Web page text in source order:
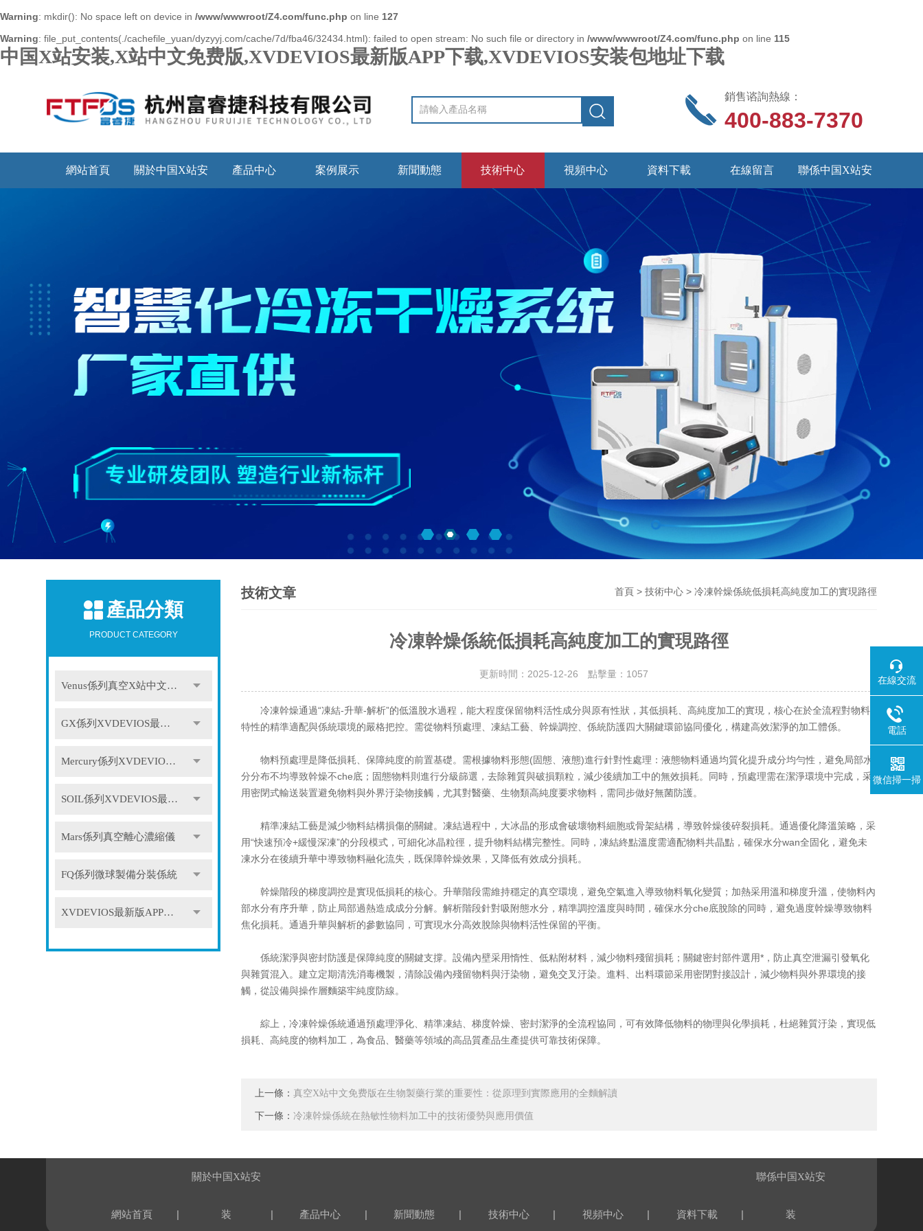
Warning: mkdir(): No space left on device in /www/wwwroot/Z4.com/func.php on line 127
Warning: file_put_contents(./cachefile_yuan/dyzyyj.com/cache/7d/fba46/32434.html): failed to open stream: No such file or directory in /www/wwwroot/Z4.com/func.php on line 115
中国X站安装,X站中文免费版,XVDEVIOS最新版APP下载,XVDEVIOS安装包地址下载
銷售谘詢熱線：
400-883-7370
網站首頁 關於中国X站安 產品中心 案例展示 新聞動態 技術中心 視頻中心 資料下載 在線留言 聯係中国X站安
產品分類
PRODUCT CATEGORY
Venus係列真空X站中文免费版
GX係列XVDEVIOS最新版APP下载
Mercury係列XVDEVIOS最新版APP下载
SOIL係列XVDEVIOS最新版APP下载
Mars係列真空離心濃縮儀
FQ係列微球製備分裝係統
XVDEVIOS最新版APP下载配件
技術文章 首頁> 技術中心> 冷凍幹燥係統低損耗高純度加工的實現路徑
冷凍幹燥係統低損耗高純度加工的實現路徑
更新時間：2025-12-26 點擊量： 1057
冷凍幹燥通過“凍結-升華-解析”的低溫脫水過程，能大程度保留物料活性成分與原有性狀，其低損耗、高純度加工的實現，核心在於全流程對物料
特性的精準適配與係統環境的嚴格把控。需從物料預處理、凍結工藝、幹燥調控、係統防護四大關鍵環節協同優化，構建高效潔淨的加工體係。
物料預處理是降低損耗、保障純度的前置基礎。需根據物料形態(固態、液態)進行針對性處理：液態物料通過均質化提升成分均勻性，避免局部水
分分布不均導致幹燥不che底；固態物料則進行分級篩選，去除雜質與破損顆粒，減少後續加工中的無效損耗。同時，預處理需在潔淨環境中完成，采
用密閉式輸送裝置避免物料與外界汙染物接觸，尤其對醫藥、生物類高純度要求物料，需同步做好無菌防護。
精準凍結工藝是減少物料結構損傷的關鍵。凍結過程中，大冰晶的形成會破壞物料細胞或骨架結構，導致幹燥後碎裂損耗。通過優化降溫策略，采
用“快速預冷+緩慢深凍”的分段模式，可細化冰晶粒徑，提升物料結構完整性。同時，凍結終點溫度需適配物料共晶點，確保水分wan全固化，避免未
凍水分在後續升華中導致物料融化流失，既保障幹燥效果，又降低有效成分損耗。
幹燥階段的梯度調控是實現低損耗的核心。升華階段需維持穩定的真空環境，避免空氣進入導致物料氧化變質；加熱采用溫和梯度升溫，使物料內
部水分有序升華，防止局部過熱造成成分分解。解析階段針對吸附態水分，精準調控溫度與時間，確保水分che底脫除的同時，避免過度幹燥導致物料
焦化損耗。通過升華與解析的參數協同，可實現水分高效脫除與物料活性保留的平衡。
係統潔淨與密封防護是保障純度的關鍵支撐。設備內壁采用惰性、低粘附材料，減少物料殘留損耗；關鍵密封部件選用*，防止真空泄漏引發氧化
與雜質混入。建立定期清洗消毒機製，清除設備內殘留物料與汙染物，避免交叉汙染。進料、出料環節采用密閉對接設計，減少物料與外界環境的接
觸，從設備與操作層麵築牢純度防線。
綜上，冷凍幹燥係統通過預處理淨化、精準凍結、梯度幹燥、密封潔淨的全流程協同，可有效降低物料的物理與化學損耗，杜絕雜質汙染，實現低
損耗、高純度的物料加工，為食品、醫藥等領域的高品質產品生產提供可靠技術保障。
上一條：真空X站中文免费版在生物製藥行業的重要性：從原理到實際應用的全麵解讀
下一條：冷凍幹燥係統在熱敏性物料加工中的技術優勢與應用價值
網站首頁 |
關於中国X站安
装 | 產品中心 | 新聞動態 | 技術中心 | 視頻中心 | 資料下載 |
聯係中国X站安
装
在線交流
電話
微信掃一掃